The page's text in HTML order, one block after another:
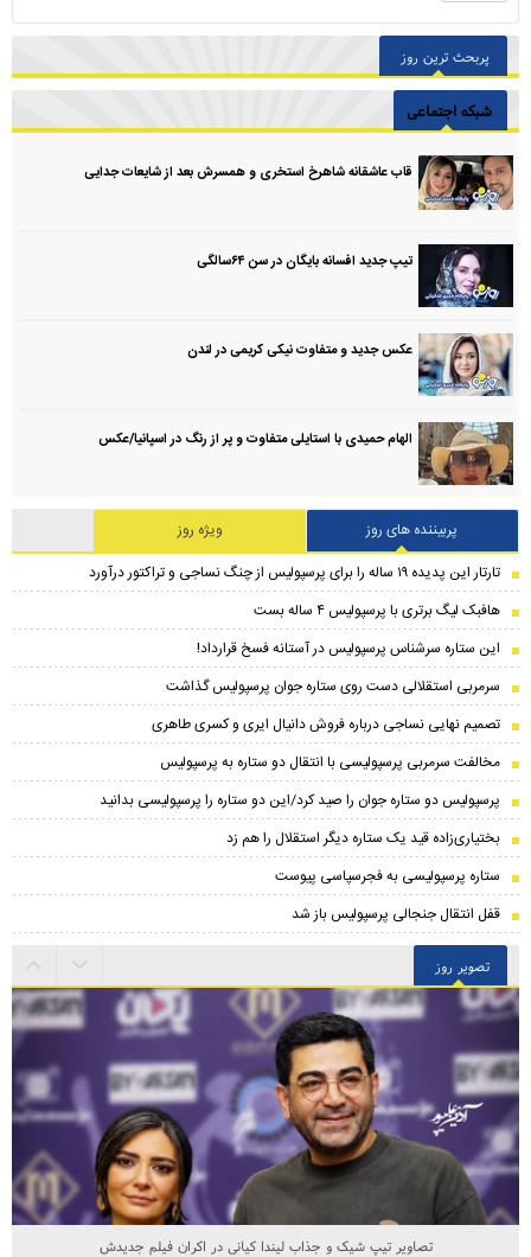
پربحث ترین روز
شبکه اجتماعی
قاب عاشقانه شاهرخ استخری و همسرش بعد از شایعات جدایی
تیپ جدید افسانه بایگان در سن ۶۴سالگی
عکس جدید و متفاوت نیکی کریمی در لندن
الهام حمیدی با استایلی متفاوت و پر از رنگ در اسپانیا/عکس
پربیننده های روز
ویژه روز
تارتار این پدیده ۱۹ ساله را برای پرسپولیس از چنگ نساجی و تراکتور درآورد
هافبک لیگ برتری با پرسپولیس ۴ ساله بست
این ستاره سرشناس پرسپولیس در آستانه فسخ قرارداد!
سرمربی استقلالی دست روی ستاره جوان پرسپولیس گذاشت
تصمیم نهایی نساجی درباره فروش دانیال ایری و کسری طاهری
مخالفت سرمربی پرسپولیسی با انتقال دو ستاره به پرسپولیس
پرسپولیس دو ستاره جوان را صید کرد/این دو ستاره را پرسپولیسی بدانید
بختیاری‌زاده قید یک ستاره دیگر استقلال را هم زد
ستاره پرسپولیسی به فجرسپاسی پیوست
قفل انتقال جنجالی پرسپولیس باز شد
تصویر روز
چند قاب خاص از تجمع ایرانیان در شهرهای عراق